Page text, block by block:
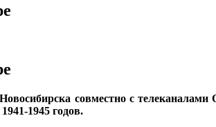
совместно с
1945 годов.